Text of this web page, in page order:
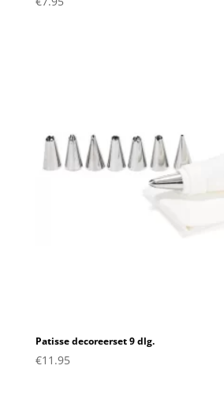
Patisse decoreerset 9 dlg.
€11.95